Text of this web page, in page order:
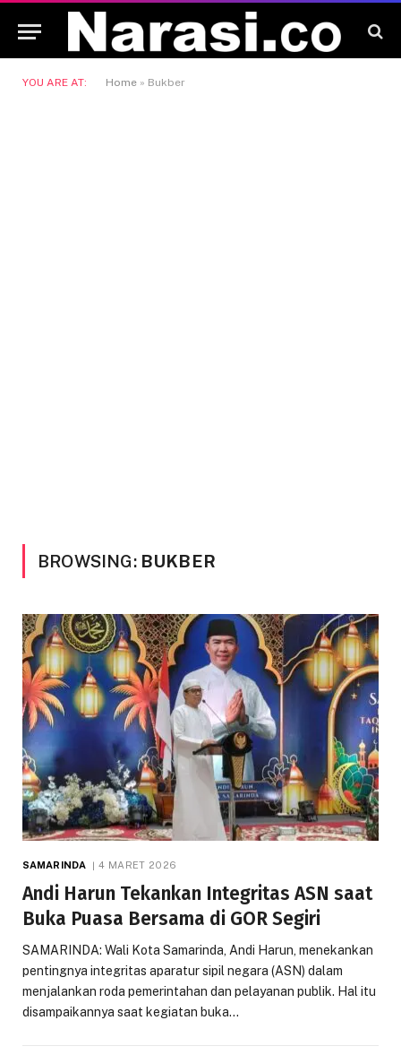
YOU ARE AT: Home » Bukber
BROWSING: BUKBER
SAMARINDA 4 MARET 2026
Andi Harun Tekankan Integritas ASN saat
Buka Puasa Bersama di GOR Segiri
SAMARINDA: Wali Kota Samarinda, Andi Harun, menekankan
pentingnya integritas aparatur sipil negara (ASN) dalam
menjalankan roda pemerintahan dan pelayanan publik. Hal itu
disampaikannya saat kegiatan buka…